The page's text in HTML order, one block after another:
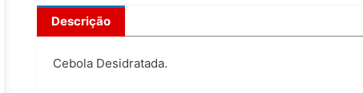
Descrição
Cebola Desidratada.